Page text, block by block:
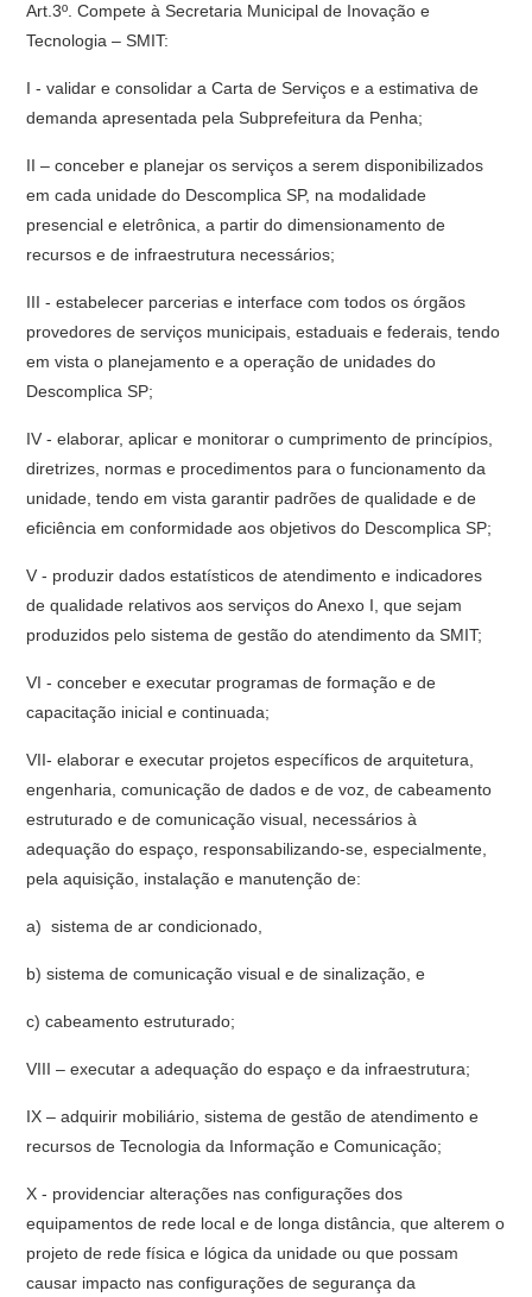
Art.3º. Compete à Secretaria Municipal de Inovação e
Tecnologia – SMIT:
I - validar e consolidar a Carta de Serviços e a estimativa de
demanda apresentada pela Subprefeitura da Penha;
II – conceber e planejar os serviços a serem disponibilizados
em cada unidade do Descomplica SP, na modalidade
presencial e eletrônica, a partir do dimensionamento de
recursos e de infraestrutura necessários;
III - estabelecer parcerias e interface com todos os órgãos
provedores de serviços municipais, estaduais e federais, tendo
em vista o planejamento e a operação de unidades do
Descomplica SP;
IV - elaborar, aplicar e monitorar o cumprimento de princípios,
diretrizes, normas e procedimentos para o funcionamento da
unidade, tendo em vista garantir padrões de qualidade e de
eficiência em conformidade aos objetivos do Descomplica SP;
V - produzir dados estatísticos de atendimento e indicadores
de qualidade relativos aos serviços do Anexo I, que sejam
produzidos pelo sistema de gestão do atendimento da SMIT;
VI - conceber e executar programas de formação e de
capacitação inicial e continuada;
VII- elaborar e executar projetos específicos de arquitetura,
engenharia, comunicação de dados e de voz, de cabeamento
estruturado e de comunicação visual, necessários à
adequação do espaço, responsabilizando-se, especialmente,
pela aquisição, instalação e manutenção de:
a) sistema de ar condicionado,
b) sistema de comunicação visual e de sinalização, e
c) cabeamento estruturado;
VIII – executar a adequação do espaço e da infraestrutura;
IX – adquirir mobiliário, sistema de gestão de atendimento e
recursos de Tecnologia da Informação e Comunicação;
X - providenciar alterações nas configurações dos
equipamentos de rede local e de longa distância, que alterem o
projeto de rede física e lógica da unidade ou que possam
causar impacto nas configurações de segurança da